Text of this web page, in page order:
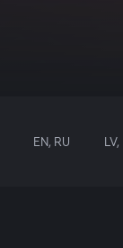
EN, RU